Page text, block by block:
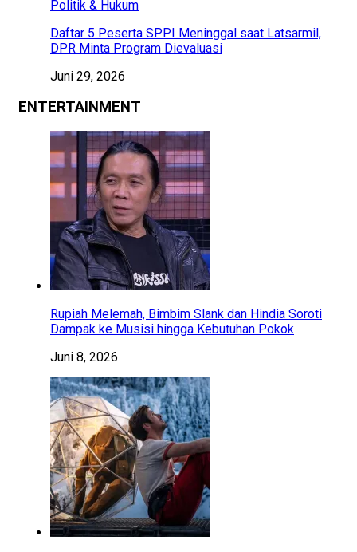
Politik & Hukum
Daftar 5 Peserta SPPI Meninggal saat Latsarmil,
DPR Minta Program Dievaluasi
Juni 29, 2026
ENTERTAINMENT
Rupiah Melemah, Bimbim Slank dan Hindia Soroti
Dampak ke Musisi hingga Kebutuhan Pokok
Juni 8, 2026